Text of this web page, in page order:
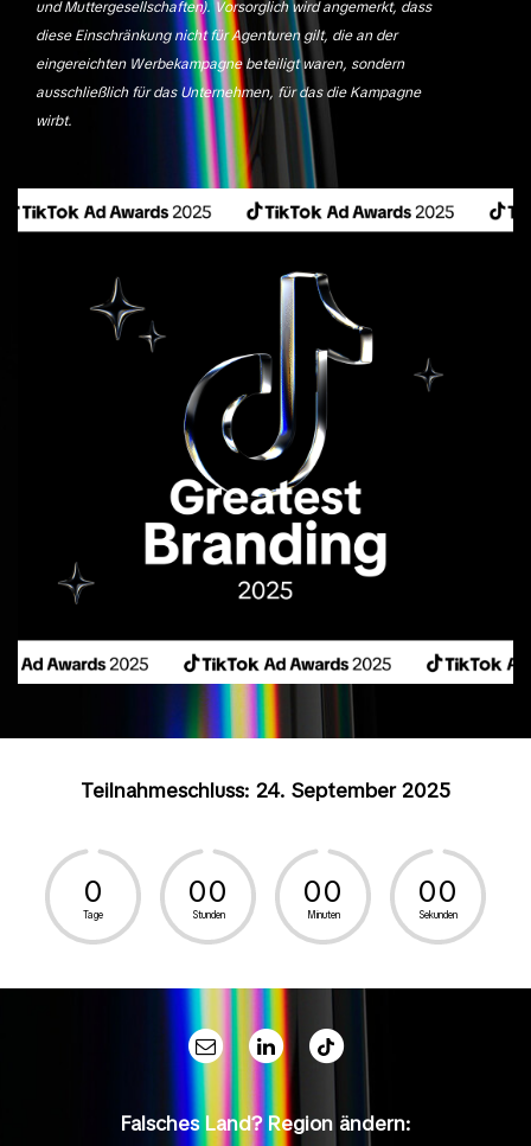
und Muttergesellschaften). Vorsorglich wird angemerkt, dass
diese Einschränkung nicht für Agenturen gilt, die an der
eingereichten Werbekampagne beteiligt waren, sondern
ausschließlich für das Unternehmen, für das die Kampagne
wirbt.
Teilnahmeschluss: 24. September 2025
0
Tage
00
Stunden
00
Minuten
00
Sekunden
Falsches Land? Region ändern: